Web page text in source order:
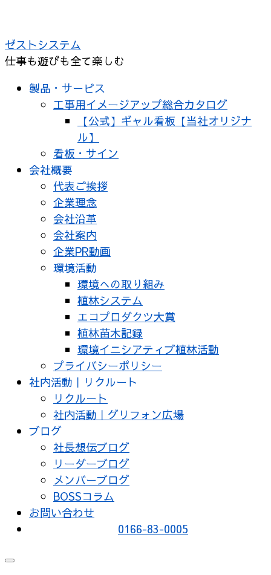
テ
ン
ゼストシステム
仕事も遊びも全て楽しむ
製品・サービス
工事用イメージアップ総合カタログ
【公式】ギャル看板【当社オリジナ
ル】
看板・サイン
会社概要
代表ご挨拶
企業理念
会社沿革
会社案内
企業PR動画
環境活動
環境への取り組み
植林システム
エコプロダクツ大賞
植林苗木記録
環境イニシアティブ植林活動
プライバシーポリシー
社内活動｜リクルート
リクルート
社内活動｜グリフォン広場
ブログ
社長想伝ブログ
リーダーブログ
メンバーブログ
BOSSコラム
お問い合わせ
0166-83-0005
メ